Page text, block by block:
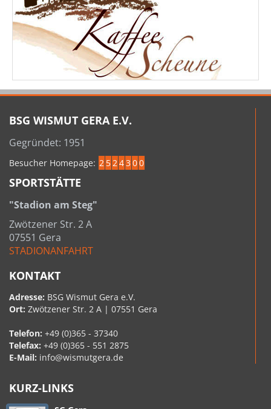
BSG WISMUT GERA E.V.
Gegründet: 1951
Besucher Homepage: 2 5243 00
SPORTSTÄTTE
"Stadion am Steg"
Zwötzener Str. 2 A
07551 Gera
STADIONANFAHRT
KONTAKT
Adresse: BSG Wismut Gera e.V.
Ort: Zwötzener Str. 2 A | 07551 Gera
Telefon: +49 (0)365 - 37340
Telefax: +49 (0)365 - 551 2875
E-Mail: info@wismutgera.de
KURZ-LINKS